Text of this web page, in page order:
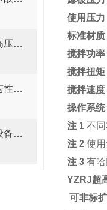
催化剂评价装置的安全设计：高压、高温、有毒有害产物的防护
连续催化反应装置的工作原理与性能提升？
催化剂评价装置是工业设计的设备之一
使用压力
标准材质
搅拌功率
搅拌扭矩
搅拌速度
操作系统
注 1 不
注 2 使
注 3 有
YZRJ超
可非标